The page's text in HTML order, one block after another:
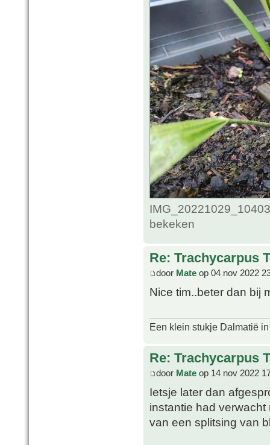
bekeken
Re: Trachycarpus
door Mate op 04 nov 2022
Nice tim..beter dan bij
Een klein stukje Dalmatië
Re: Trachycarpus
door Mate op 14 nov 2022
Ietsje later dan
instantie had
van een splitsing van